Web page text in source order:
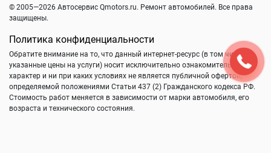
© 2005—2026 Автосервис Qmotors.ru. Ремонт автомобилей. Все права
защищены.
Политика конфиденциальности
Обратите внимание на то, что данный интернет-ресурс (в том числе
указанные цены на услуги) носит исключительно ознакомительный
характер и ни при каких условиях не является публичной офертой,
определяемой положениями Статьи 437 (2) Гражданского кодекса РФ.
Стоимость работ меняется в зависимости от марки автомобиля, его
возраста и технического состояния.